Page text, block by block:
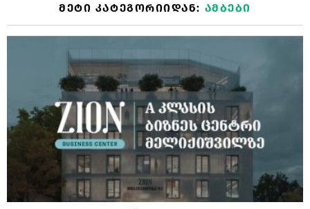
ᲛᲔᲢᲘ ᲙᲐᲢᲔᲒᲝᲠᲘᲘᲓᲐᲜ: ᲐᲛᲑᲔᲑᲘ